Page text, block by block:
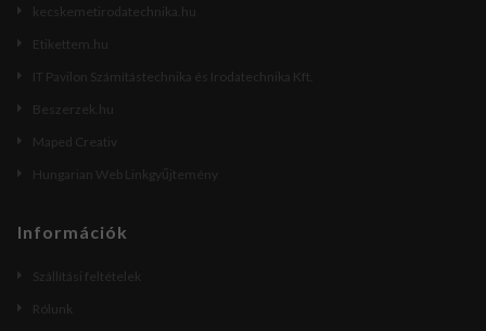
kecskemetirodatechnika.hu
Etikettem.hu
IT Pavilon Számítástechnika és Irodatechnika Kft.
Beszerzek.hu
Maped Creativ
Hungarian Web Linkgyűjtemény
Információk
Szállítási feltételek
Rólunk